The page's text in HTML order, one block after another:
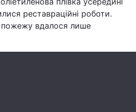
реставраційні роботи.
пожежу вдалося лише